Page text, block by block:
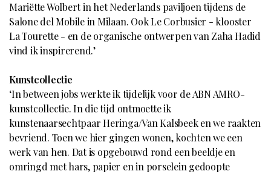
Mariëtte Wolbert in het Nederlands paviljoen tijdens de
Salone del Mobile in Milaan. Ook Le Corbusier - klooster
La Tourette - en de organische ontwerpen van Zaha Hadid
vind ik inspirerend.’
Kunstcollectie
‘In between jobs werkte ik tijdelijk voor de ABN AMRO-
kunstcollectie. In die tijd ontmoette ik
kunstenaarsechtpaar Heringa/Van Kalsbeek en we raakten
bevriend. Toen we hier gingen wonen, kochten we een
werk van hen. Dat is opgebouwd rond een beeldje en
omringd met hars, papier en in porselein gedoopte